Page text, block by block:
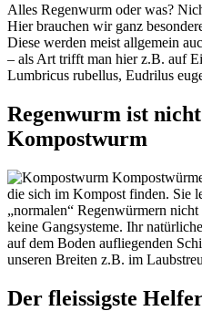
Alles Regenwurm oder was?
Hier brauchen wir ganz
Diese werden meist allgemein
– als Art trifft man hier z.B. auf
Lumbricus rubellus, Eudrilus
Regenwurm ist
Kompostwurm
die sich im Kompost finden. Sie
„normalen“ Regenwürmern
keine Gangsysteme. Ihr
auf dem Boden aufliegenden
unseren Breiten z.B. im
Der fleissigste